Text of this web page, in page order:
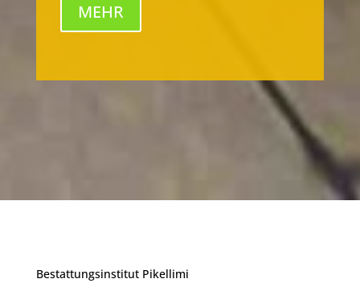
MEHR
Bestattungsinstitut Pikellimi